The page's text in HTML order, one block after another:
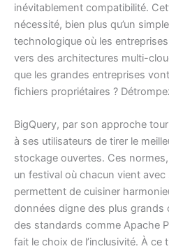
inévitablement compatibilité.
nécessité, bien plus qu’un
technologique où les
vers des architectures multi-
que les grandes entreprises
fichiers propriétaires ?
BigQuery, par son approche
à ses utilisateurs de tirer le
stockage ouvertes. Ces
un festival où chacun vient
permettent de cuisiner
données digne des plus grands
des standards comme Apache
fait le choix de l’inclusivité. À ce